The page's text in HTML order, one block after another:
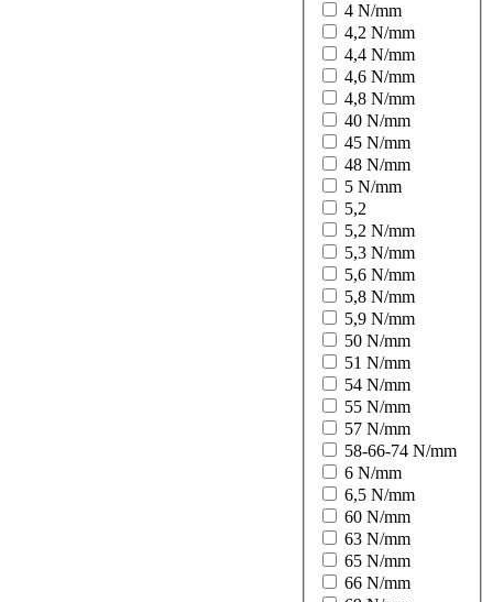
4 N/mm
4,2 N/mm
4,4 N/mm
4,6 N/mm
4,8 N/mm
40 N/mm
45 N/mm
48 N/mm
5 N/mm
5,2
5,2 N/mm
5,3 N/mm
5,6 N/mm
5,8 N/mm
5,9 N/mm
50 N/mm
51 N/mm
54 N/mm
55 N/mm
57 N/mm
58-66-74 N/mm
6 N/mm
6,5 N/mm
60 N/mm
63 N/mm
65 N/mm
66 N/mm